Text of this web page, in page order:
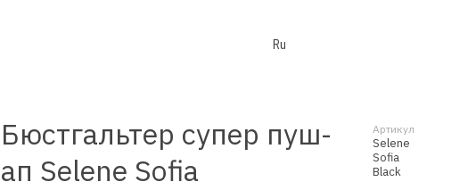
Ru
Бюстгальтер супер пуш-
ап Selene Sofia
Артикул
Selene
Sofia
Black